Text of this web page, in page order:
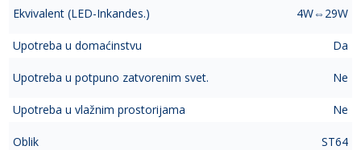
Ekvivalent (LED-Inkandes.) 4W⇔29W
Upotreba u domaćinstvu Da
Upotreba u potpuno zatvorenim svet. Ne
Upotreba u vlažnim prostorijama Ne
Oblik ST64